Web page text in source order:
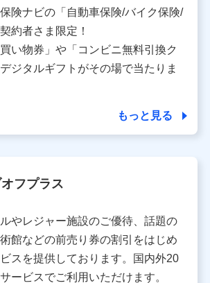
険会社・提携会社の保険その他に関する
ため、また維持管理等の委託業務遂行の
らに付帯、関連する当社、株式会社NTT
携会社のサービスを案内、提供するため
取得したサービス利用履歴、ウェブサイ
購買履歴、ご契約内容等のパーソナルデ
、お客さまの趣味・嗜好・傾向に応じた
手続き・管理等付帯業務を行うため
管理について責任を有する者の名称・住
り扱う各共同利用者（詳細は次のとお
町2丁目11番1号 山王パークタワー
モ 代表取締役社長 前田 義晃
険ナビの「自動車保険/バイク保険/
約者さま限定！
い物券」や「コンビニ無料引換ク
ジタルギフトがその場で当たりま
もっと見る
フプラス
やレジャー施設のご優待、話題の
館などの前売り券の割引をはじめ
スを提供しております。国内外20
ービスでご利用いただけます。